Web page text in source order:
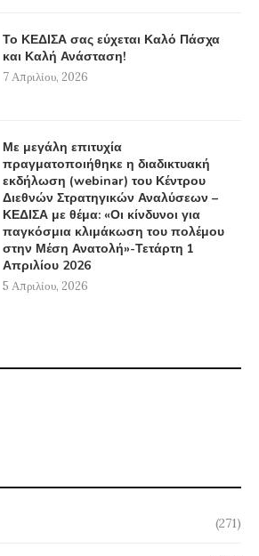
Το ΚΕΔΙΣΑ σας εύχεται Καλό Πάσχα
και Καλή Ανάσταση!
7 Απριλίου, 2026
Με μεγάλη επιτυχία
πραγματοποιήθηκε η διαδικτυακή
εκδήλωση (webinar) του Κέντρου
Διεθνών Στρατηγικών Αναλύσεων –
ΚΕΔΙΣΑ με θέμα: «Οι κίνδυνοι για
παγκόσμια κλιμάκωση του πολέμου
στην Μέση Ανατολή»-Τετάρτη 1
Απριλίου 2026
5 Απριλίου, 2026
(271)